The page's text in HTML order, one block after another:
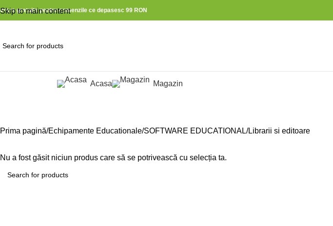
Skip to main content
gratuita pentru comenzile ce depasesc 99 RON
Acasa Magazin
Prima pagină Echipamente Educationale SOFTWARE EDUCATIONAL Librarii si editoare
Nu a fost găsit niciun produs care să se potrivească cu selecția ta.